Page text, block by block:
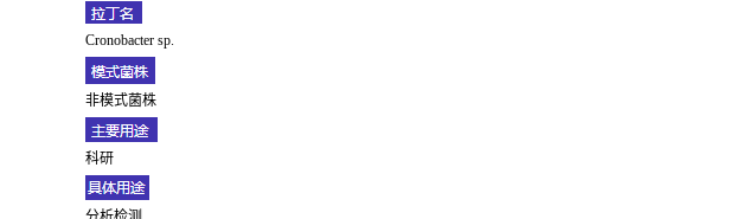
Cronobacter sp.
非模式菌株
科研